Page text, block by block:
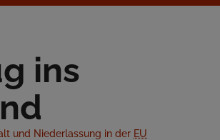
ins
und Niederlassung in der EU